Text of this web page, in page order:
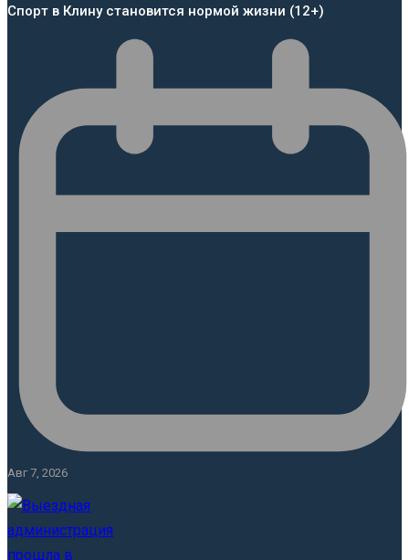
Спорт в Клину становится нормой жизни (12+)
Авг 7, 2026